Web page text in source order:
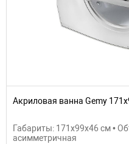
Акриловая ванна Gemy
Габариты: 171x99x46 см •
асимметричная